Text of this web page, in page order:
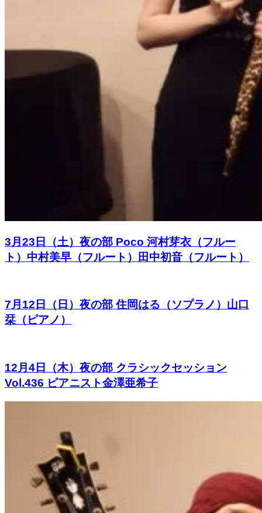
3月23日（土）夜の部 Poco 河村芽衣（フルー
ト）中村美早（フルート）田中初音（フルート）
7月12日（日）夜の部 住岡はる（ソプラノ）山口
栞（ピアノ）
12月4日（木）夜の部 クラシックセッション
Vol.436 ピアニスト金澤亜希子